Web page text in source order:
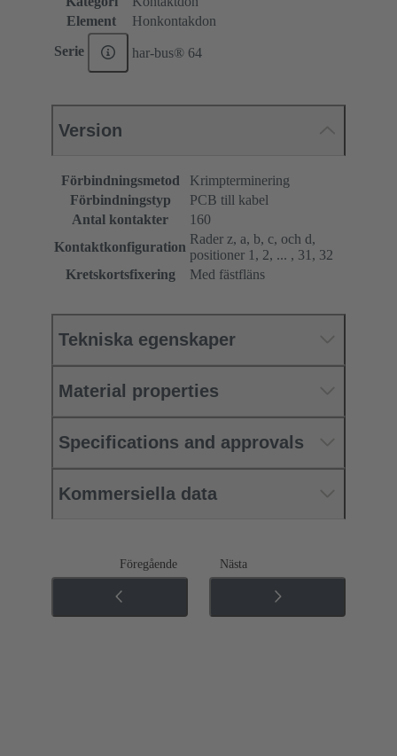
Element
Honkontakdon
Serie har-bus® 64
Version
Förbindningsmetod
Krimpterminering
Förbindningstyp
PCB till kabel
Antal kontakter
160
Kontaktkonfiguration
Rader z, a, b, c, och d,
positioner 1, 2, ... , 31, 32
Kretskortsfixering
Med fästfläns
Tekniska egenskaper
Material properties
Specifications and approvals
Kommersiella data
Föregående Nästa